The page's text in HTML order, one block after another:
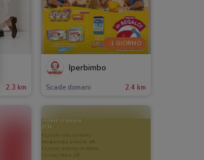
2.3 km
-1 GIORNO
Iperbimbo
Scade domani 2.4 km